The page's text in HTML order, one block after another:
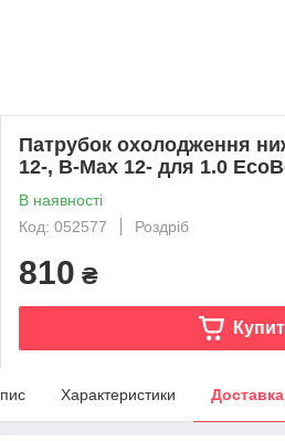
Патрубок охолодження
12-, B-Max 12- для 1.0
В наявності
Код: 052577
Роздріб
810 ₴
Характеристики Доставка